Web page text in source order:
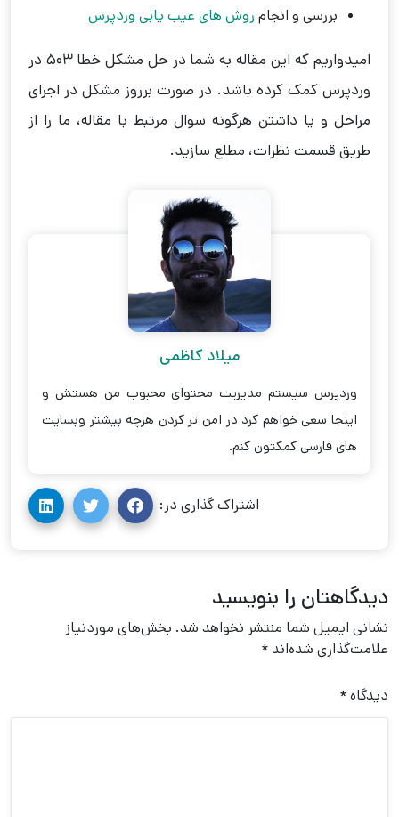
بررسی و انجام روش های عیب یابی وردپرس
امیدواریم که این مقاله به شما در حل مشکل خطا 503 در
وردپرس کمک کرده باشد. در صورت برروز مشکل در اجرای
مراحل و یا داشتن هرگونه سوال مرتبط با مقاله، ما را از
طریق قسمت نظرات، مطلع سازید.
میلاد کاظمی
وردپرس سیستم مدیریت محتوای محبوب من هستش و
اینجا سعی خواهم کرد در امن تر کردن هرچه بیشتر وبسایت
های فارسی کمکتون کنم.
اشتراک گذاری در:
دیدگاهتان را بنویسید
نشانی ایمیل شما منتشر نخواهد شد. بخش‌های موردنیاز
علامت‌گذاری شده‌اند*
دیدگاه*